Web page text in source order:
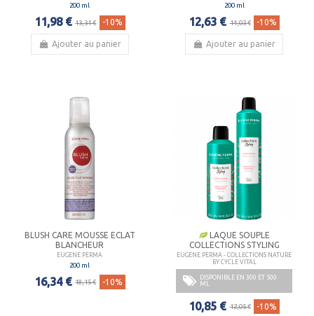
200 ml
11,98 € 13,31 € -10%
Ajouter au panier
200 ml
12,63 € 14,03 € -10%
Ajouter au panier
BLUSH CARE MOUSSE ECLAT
BLANCHEUR
EUGENE PERMA
200 ml
16,34 € 18,15 € -10%
LAQUE SOUPLE
COLLECTIONS STYLING
EUGENE PERMA - COLLECTIONS NATURE
BY CYCLE VITAL
DISPONIBLE EN 300 ET 500
ML
10,85 € 12,05 € -10%